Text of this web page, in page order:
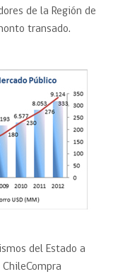
de la Región de
transado.
del Estado a